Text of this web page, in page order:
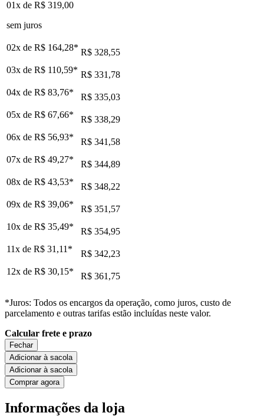
01x de R$ 319,00
sem juros
02x de R$ 164,28* R$ 328,55
03x de R$ 110,59* R$ 331,78
04x de R$ 83,76*
R$ 335,03
05x de R$ 67,66*
R$ 338,29
06x de R$ 56,93*
R$ 341,58
07x de R$ 49,27*
R$ 344,89
08x de R$ 43,53*
R$ 348,22
09x de R$ 39,06*
R$ 351,57
10x de R$ 35,49*
R$ 354,95
11x de R$ 31,11 *
R$ 342,23
12x de R$ 30,15* R$ 361,75
*Juros: Todos os encargos da operação, como juros, custo de
parcelamento e outras tarifas estão incluídas neste valor.
Calcular frete e prazo
Fechar
Adicionar à sacola
Adicionar à sacola
Comprar agora
Informações da loja